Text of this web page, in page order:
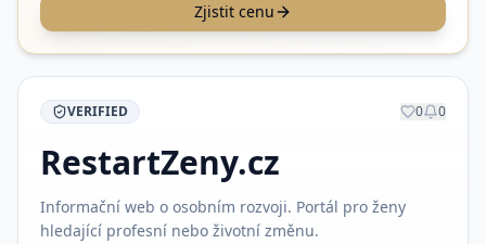
Zjistit cenu
VERIFIED 0 0
RestartZeny.cz
Informační web o osobním rozvoji. Portál pro ženy
hledající profesní nebo životní změnu.